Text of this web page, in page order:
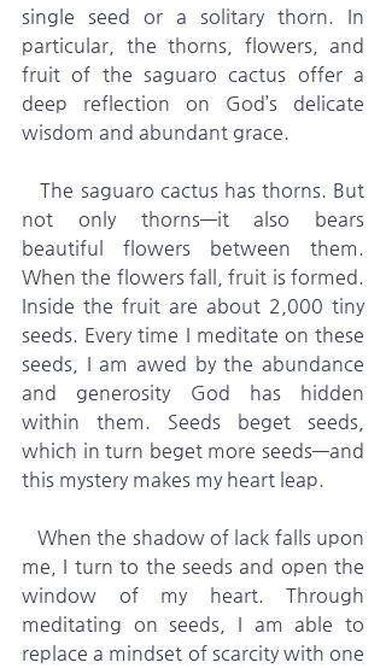
single seed or a solitary thorn. In
particular, the thorns, flowers, and
fruit of the saguaro cactus offer a
deep reflection on God’s delicate
wisdom and abundant grace.
   The saguaro cactus has thorns. But
not only thorns—it also bears
beautiful flowers between them.
When the flowers fall, fruit is formed.
Inside the fruit are about 2,000 tiny
seeds. Every time I meditate on these
seeds, I am awed by the abundance
and generosity God has hidden
within them. Seeds beget seeds,
which in turn beget more seeds—and
this mystery makes my heart leap.
me, I turn to the seeds and open the
window of my heart. Through
meditating on seeds, I am able to
replace a mindset of scarcity with one